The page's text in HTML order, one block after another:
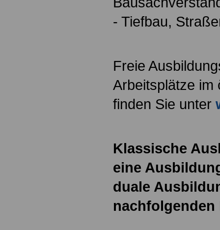
- Tiefbau,
Freie
Arbeitsplätze im
finden Sie unter
Klassische
eine
duale
nachfolgenden